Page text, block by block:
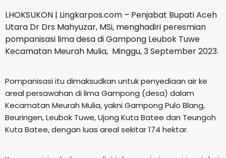
LHOKSUKON | Lingkarpos.com – Penjabat Bupati Aceh
Utara Dr Drs Mahyuzar, MSi, menghadiri peresmian
pompanisasi lima desa di Gampong Leubok Tuwe
Kecamatan Meurah Mulia, Minggu, 3 September 2023.
Pompanisasi itu dimaksudkan untuk penyediaan air ke
areal persawahan di lima Gampong (desa) dalam
Kecamatan Meurah Mulia, yakni Gampong Pulo Blang,
Beuringen, Leubok Tuwe, Ujong Kuta Batee dan Teungoh
Kuta Batee, dengan luas areal sekitar 174 hektar.